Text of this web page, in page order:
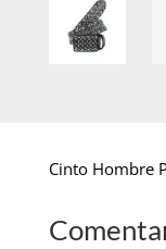
Cinto Hombre